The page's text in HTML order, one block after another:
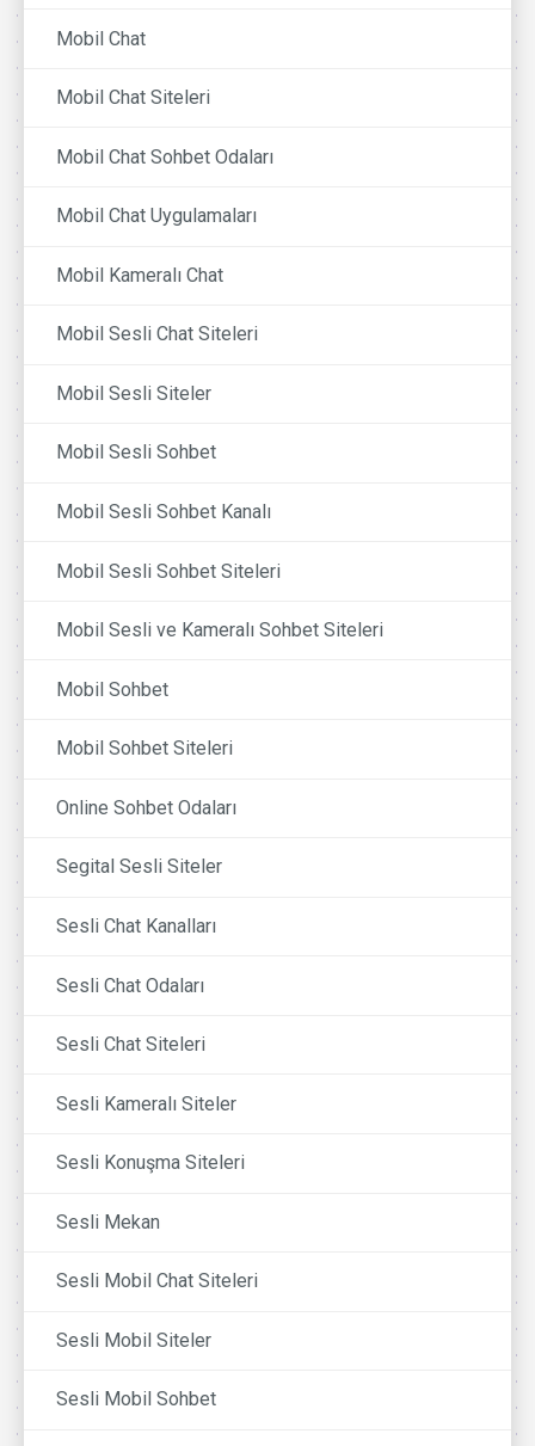
Mobil Chat
Mobil Chat Siteleri
Mobil Chat Sohbet Odaları
Mobil Chat Uygulamaları
Mobil Kameralı Chat
Mobil Sesli Chat Siteleri
Mobil Sesli Siteler
Mobil Sesli Sohbet
Mobil Sesli Sohbet Kanalı
Mobil Sesli Sohbet Siteleri
Mobil Sesli ve Kameralı Sohbet Siteleri
Mobil Sohbet
Mobil Sohbet Siteleri
Online Sohbet Odaları
Segital Sesli Siteler
Sesli Chat Kanalları
Sesli Chat Odaları
Sesli Chat Siteleri
Sesli Kameralı Siteler
Sesli Konuşma Siteleri
Sesli Mekan
Sesli Mobil Chat Siteleri
Sesli Mobil Siteler
Sesli Mobil Sohbet